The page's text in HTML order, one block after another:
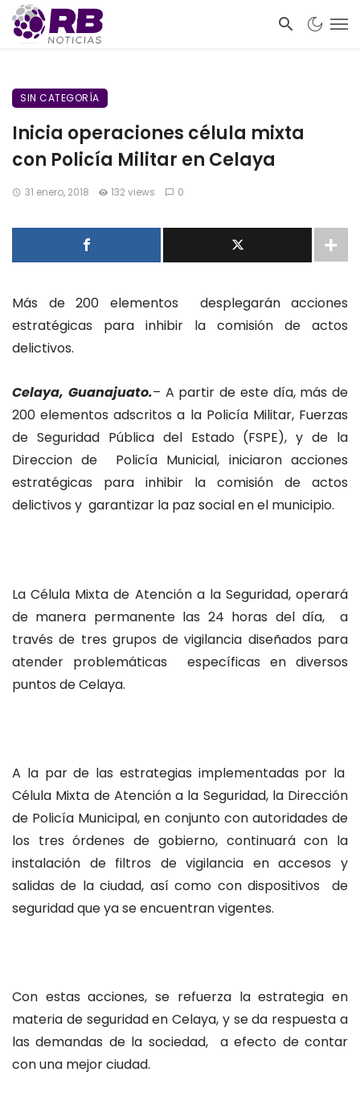
SIN CATEGORÍA
Inicia operaciones célula mixta
con Policía Militar en Celaya
31 enero, 2018 132 views 0
Más de 200 elementos desplegarán acciones
estratégicas para inhibir la comisión de actos
delictivos.
Celaya, Guanajuato.– A partir de este día, más de
200 elementos adscritos a la Policía Militar, Fuerzas
de Seguridad Pública del Estado (FSPE), y de la
Direccion de Policía Municial, iniciaron acciones
estratégicas para inhibir la comisión de actos
delictivos y garantizar la paz social en el municipio.
La Célula Mixta de Atención a la Seguridad, operará
de manera permanente las 24 horas del día, a
través de tres grupos de vigilancia diseñados para
atender problemáticas específicas en diversos
puntos de Celaya.
A la par de las estrategias implementadas por la
Célula Mixta de Atención a la Seguridad, la Dirección
de Policía Municipal, en conjunto con autoridades de
los tres órdenes de gobierno, continuará con la
instalación de filtros de vigilancia en accesos y
salidas de la ciudad, así como con dispositivos de
seguridad que ya se encuentran vigentes.
Con estas acciones, se refuerza la estrategia en
materia de seguridad en Celaya, y se da respuesta a
las demandas de la sociedad, a efecto de contar
con una mejor ciudad.